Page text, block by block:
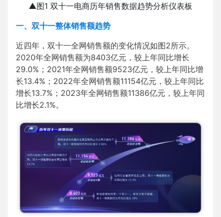
▲图1 双十一电商历年销售数据趋势分析仪表板
一、双十一整体销售额趋势
近四年，双十一全网销售额的变化情况如图2所示。
2020年全网销售额为8403亿元，较上年同比增长
29.0%；2021年全网销售额9523亿元，较上年同比增
长13.4%；2022年全网销售额11154亿元，较上年同比
增长13.7%；2023年全网销售额11386亿元，较上年同
比增长2.1%。